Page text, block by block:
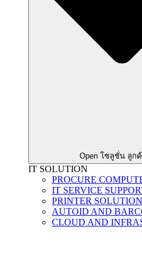
Open โซลูชั่น ลูก
IT SOLUTION
PROCURE
IT SERVICE
PRINTER SOLUTION
AUTOID AND
CLOUD AND